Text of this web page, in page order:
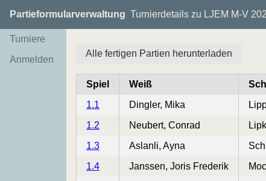
Partieformularverwaltung Turnierdetails zu LJEM M-V
Turniere
Anmelden
Alle fertigen Partien herunterladen
Spiel Weiß
1.1
Dingler, Mika
1.2
Neubert, Conrad
1.3
Aslanli, Ayna
1.4
Janssen, Joris Frederik